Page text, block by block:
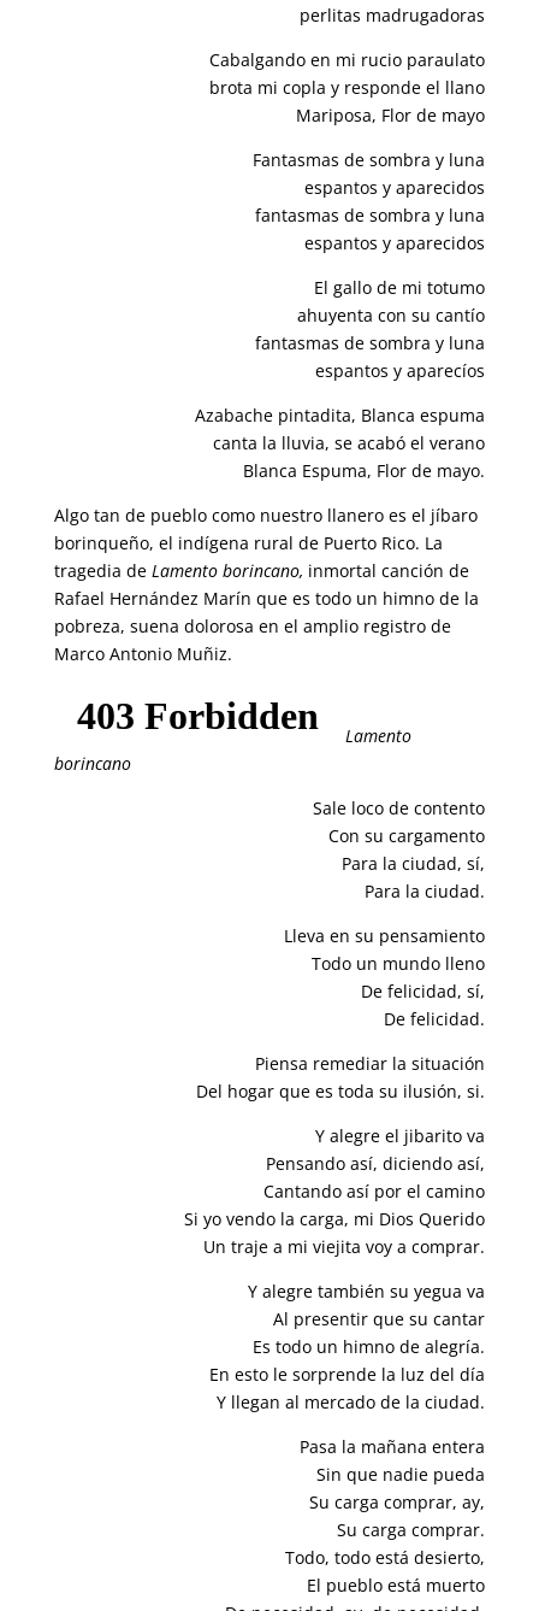
perlitas madrugadoras
Cabalgando en mi rucio paraulato
brota mi copla y responde el llano
Mariposa, Flor de mayo
Fantasmas de sombra y luna
espantos y aparecidos
fantasmas de sombra y luna
espantos y aparecidos
El gallo de mi totumo
ahuyenta con su cantío
fantasmas de sombra y luna
espantos y aparecíos
Azabache pintadita, Blanca espuma
canta la lluvia, se acabó el verano
Blanca Espuma, Flor de mayo.
Algo tan de pueblo como nuestro llanero es el jíbaro
borinqueño, el indígena rural de Puerto Rico. La
tragedia de Lamento borincano, inmortal canción de
Rafael Hernández Marín que es todo un himno de la
pobreza, suena dolorosa en el amplio registro de
Marco Antonio Muñiz.
Lamento
borincano
Sale loco de contento
Con su cargamento
Para la ciudad, sí,
Para la ciudad.
Lleva en su pensamiento
Todo un mundo lleno
De felicidad, sí,
De felicidad.
Piensa remediar la situación
Del hogar que es toda su ilusión, si.
Y alegre el jibarito va
Pensando así, diciendo así,
Cantando así por el camino
Si yo vendo la carga, mi Dios Querido
Un traje a mi viejita voy a comprar.
Y alegre también su yegua va
Al presentir que su cantar
Es todo un himno de alegría.
En esto le sorprende la luz del día
Y llegan al mercado de la ciudad.
Pasa la mañana entera
Sin que nadie pueda
Su carga comprar, ay,
Su carga comprar.
Todo, todo está desierto,
El pueblo está muerto